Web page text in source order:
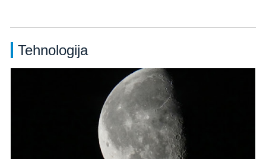
Tehnologija